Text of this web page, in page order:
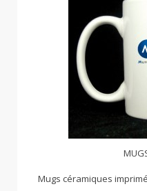
Mugs céramiques